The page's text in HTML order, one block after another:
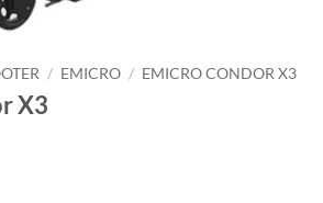
/ EMICRO / EMICRO CONDOR X3
X3